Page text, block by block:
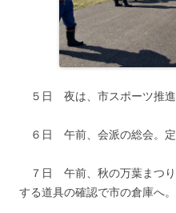
５日 夜は、市スポーツ推進
６日 午前、会派の総会。定
７日 午前、秋の万葉まつり
する道具の確認で市の倉庫へ。